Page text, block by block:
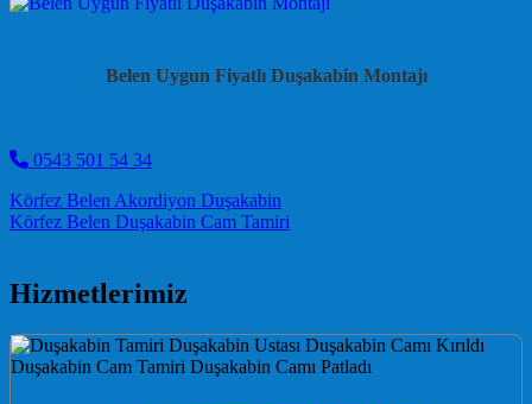
Belen Uygun Fiyatlı Duşakabin Montajı
0543 501 54 34
Post navigation
Körfez Belen Akordiyon Duşakabin
Körfez Belen Duşakabin Cam Tamiri
Hizmetlerimiz